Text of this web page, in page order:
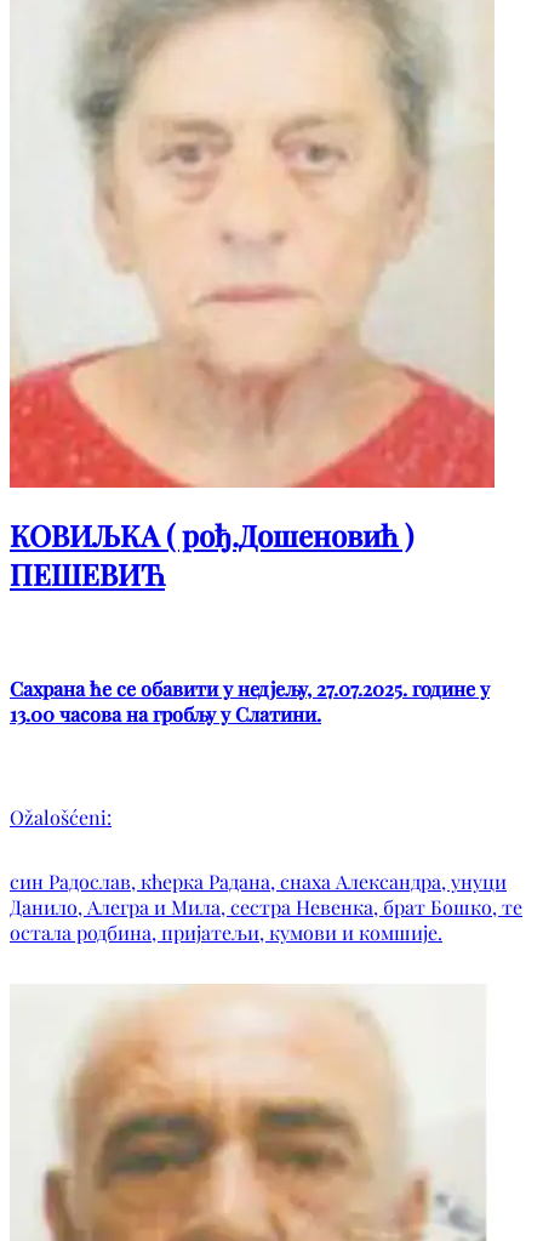
КОВИЉКА ( рођ.Дошеновић )
ПЕШЕВИЋ
Сахрана ће се обавити у недјељу, 27.07.2025. године у
13.00 часова на гробљу у Слатини.
Ožalošćeni:
син Радослав, кћерка Радана, снаха Александра, унуци
Данило, Алегра и Мила, сестра Невенка, брат Бошко, те
остала родбина, пријатељи, кумови и комшије.